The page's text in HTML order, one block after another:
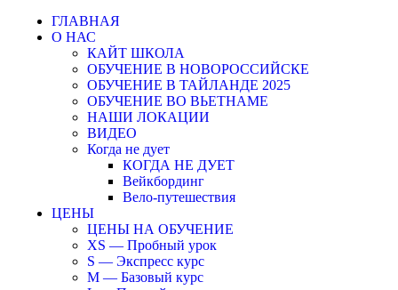
ГЛАВНАЯ
О НАС
КАЙТ ШКОЛА
ОБУЧЕНИЕ В НОВОРОССИЙСКЕ
ОБУЧЕНИЕ В ТАЙЛАНДЕ 2025
ОБУЧЕНИЕ ВО ВЬЕТНАМЕ
НАШИ ЛОКАЦИИ
ВИДЕО
Когда не дует
КОГДА НЕ ДУЕТ
Вейкбординг
Вело-путешествия
ЦЕНЫ
ЦЕНЫ НА ОБУЧЕНИЕ
XS — Пробный урок
S — Экспресс курс
M — Базовый курс